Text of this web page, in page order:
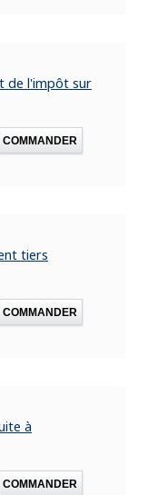
de l'impôt sur
COMMANDER
tiers
COMMANDER
à
COMMANDER